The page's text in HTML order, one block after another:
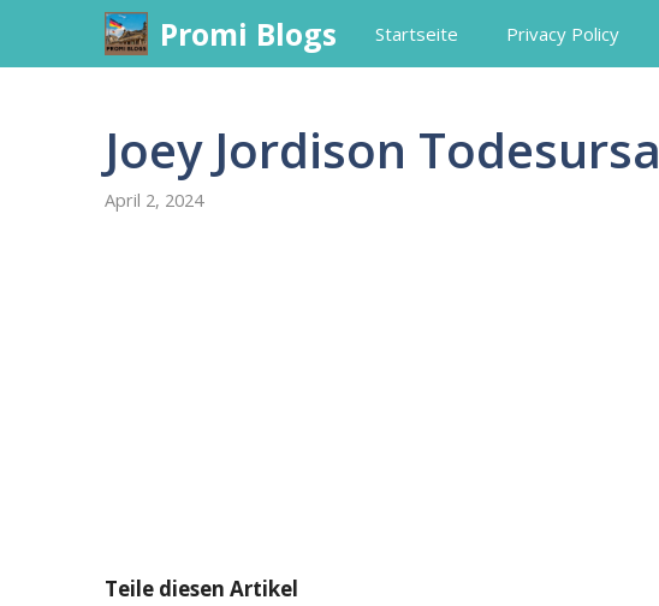
content
Promi Blogs Startseite Privacy Policy
Joey Jordison
April 2, 2024
Teile diesen Artikel